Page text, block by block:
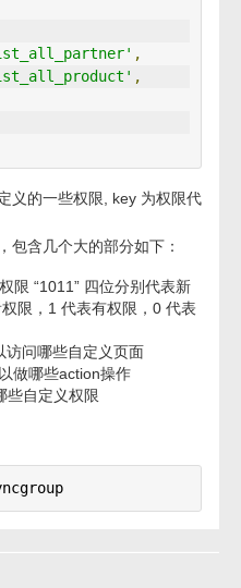
,
,
义的一些权限, key 为权限代
包含几个大的部分如下：
限 “1011” 四位分别代表新
限，1 代表有权限，0 代表
访问哪些自定义页面
做哪些action操作
些自定义权限